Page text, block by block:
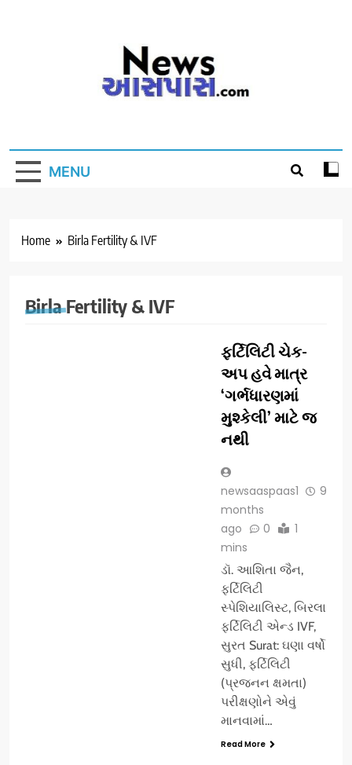
MENU
Home Birla Fertility & IVF
Birla Fertility & IVF
ફર્ટિલિટી ચેક-
અપ હવે માત્ર
‘ગર્ભધારણમાં
મુશ્કેલી’ માટે જ
નથી
newsaaspaas1
9
months
ago
0
1
mins
ડૉ. આશિતા જૈન,
ફર્ટિલિટી
સ્પેશિયાલિસ્ટ, બિરલા
ફર્ટિલિટી એન્ડ IVF,
સુરત Surat: ઘણા વર્ષો
સુધી, ફર્ટિલિટી
(પ્રજનન ક્ષમતા)
પરીક્ષણોને એવું
માનવામાં…
Read More